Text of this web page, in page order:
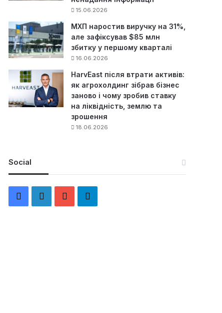
15.06.2026
МХП наростив виручку на 31%,
але зафіксував $85 млн
збитку у першому кварталі
16.06.2026
HarvEast після втрати активів:
як агрохолдинг зібрав бізнес
заново і чому зробив ставку
на ліквідність, землю та
зрошення
18.06.2026
Social